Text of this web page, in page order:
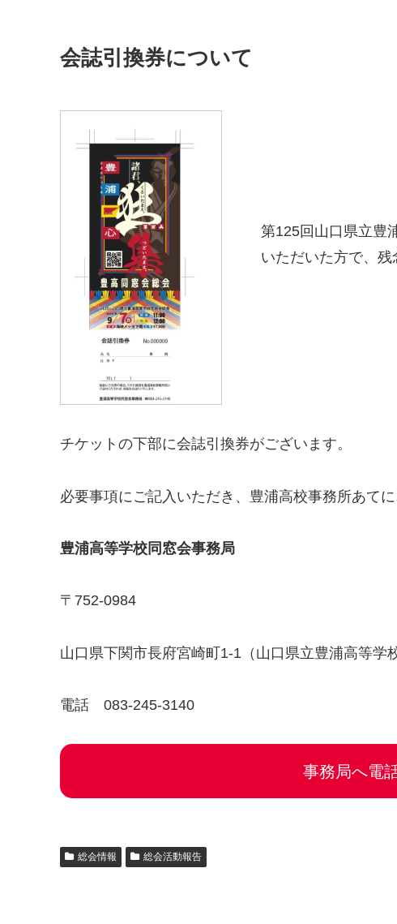
会誌引換券について
第125回山口県立豊
いただいた方で、
チケットの下部に会誌引換券がございます。
必要事項にご記入いただき、豊浦高校事務所あて
豊浦高等学校同窓会事務局
〒752-0984
山口県下関市長府宮崎町1-1（山口県立豊浦高等学
電話 083-245-3140
事務局へ電
総会情報 総会活動報告